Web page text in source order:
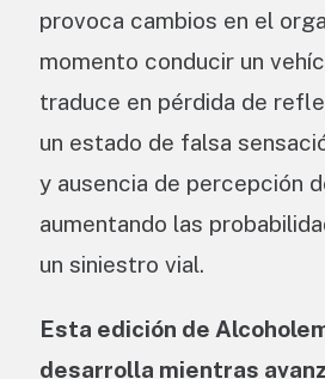
provoca cambios en el
momento conducir un
traduce en pérdida de
un estado de falsa
y ausencia de percepción
aumentando las
un siniestro vial.
Esta edición de
desarrolla mientras